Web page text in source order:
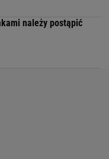
należy postąpić